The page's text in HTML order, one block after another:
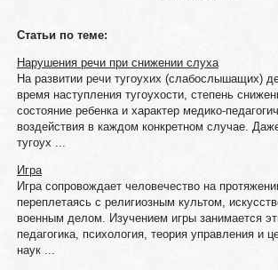
Статьи по теме:
Нарушения речи при снижении слуха
На развитии речи тугоухих (слабослышащих)
время наступления тугоухости, степень
состояние ребенка и характер медико-
воздействия в каждом конкретном случае.
тугоух ...
Игра
Игра сопровождает человечество на
переплетаясь с религиозным культом,
военным делом. Изучением игры занимается
педагогика, психология, теория управления и
наук ...